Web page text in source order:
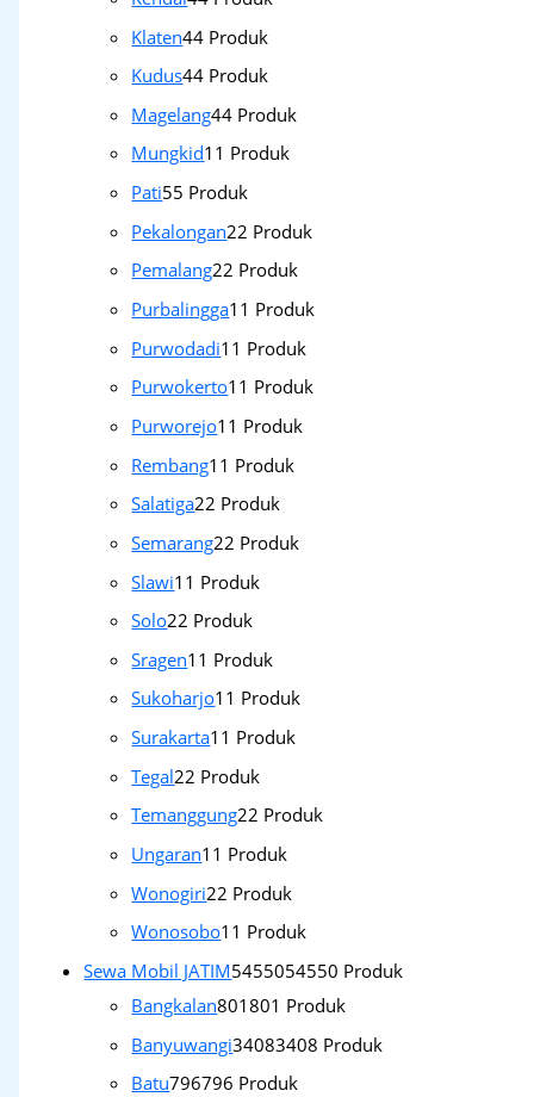
Klaten44 Produk
Kudus44 Produk
Magelang44 Produk
Mungkid1 1 Produk
Pati55 Produk
Pekalongan22 Produk
Pemalang22 Produk
Purbalingga1 1 Produk
Purwodadi1 1 Produk
Purwokerto1 1 Produk
Purworejo1 1 Produk
Rembang1 1 Produk
Salatiga22 Produk
Semarang22 Produk
Slawi1 1 Produk
Solo22 Produk
Sragen1 1 Produk
Sukoharjo1 1 Produk
Surakarta1 1 Produk
Tegal22 Produk
Temanggung22 Produk
Ungaran1 1 Produk
Wonogiri22 Produk
Wonosobo1 1 Produk
Sewa Mobil JATIM5455054550 Produk
Bangkalan801801 Produk
Banyuwangi34083408 Produk
Batu796796 Produk